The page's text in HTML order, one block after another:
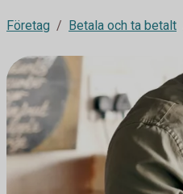
Företag Betala och ta betalt